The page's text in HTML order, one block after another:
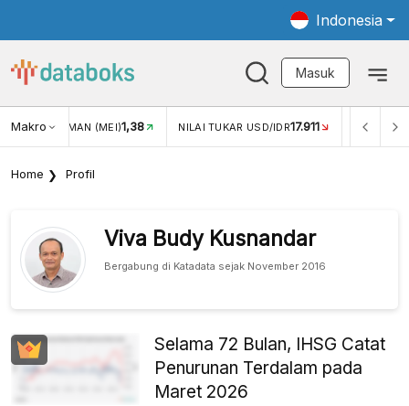
Indonesia
Masuk
Makro
USD/IDR 17.911 INFLASI YOY (JUL) 2,88% INFLASI MOM (JUL)-
Home Profil
Viva Budy Kusnandar
Bergabung di Katadata sejak November 2016
Selama 72 Bulan, IHSG Catat
Penurunan Terdalam pada
Maret 2026